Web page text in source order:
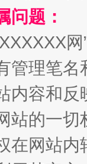
规模
问题：
管理笔
内容和
站的一
在网站